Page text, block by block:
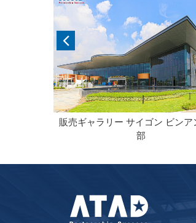
販売ギャラリー サイゴン ビンア
部